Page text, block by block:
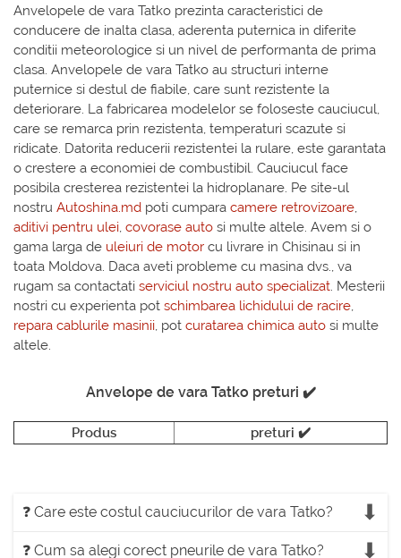
Anvelopele de vara Tatko prezinta caracteristici de
conducere de inalta clasa, aderenta puternica in diferite
conditii meteorologice si un nivel de performanta de prima
clasa. Anvelopele de vara Tatko au structuri interne
puternice si destul de fiabile, care sunt rezistente la
deteriorare. La fabricarea modelelor se foloseste cauciucul,
care se remarca prin rezistenta, temperaturi scazute si
ridicate. Datorita reducerii rezistentei la rulare, este garantata
o crestere a economiei de combustibil. Cauciucul face
posibila cresterea rezistentei la hidroplanare. Pe site-ul
nostru Autoshina.md poti cumpara camere retrovizoare,
aditivi pentru ulei, covorase auto si multe altele. Avem si o
gama larga de uleiuri de motor cu livrare in Chisinau si in
toata Moldova. Daca aveti probleme cu masina dvs., va
rugam sa contactati serviciul nostru auto specializat. Mesterii
nostri cu experienta pot schimbarea lichidului de racire,
repara cablurile masinii, pot curatarea chimica auto si multe
altele.
Anvelope de vara Tatko preturi ✔️
Produs preturi ✔️
❓ Care este costul cauciucurilor de vara Tatko?
❓ Cum sa alegi corect pneurile de vara Tatko?